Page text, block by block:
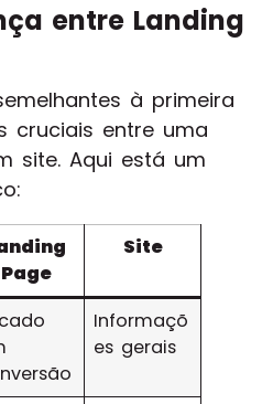
entre Landing
à primeira
cruciais entre uma
site. Aqui está um
Page
Site
Informaçõ
es gerais